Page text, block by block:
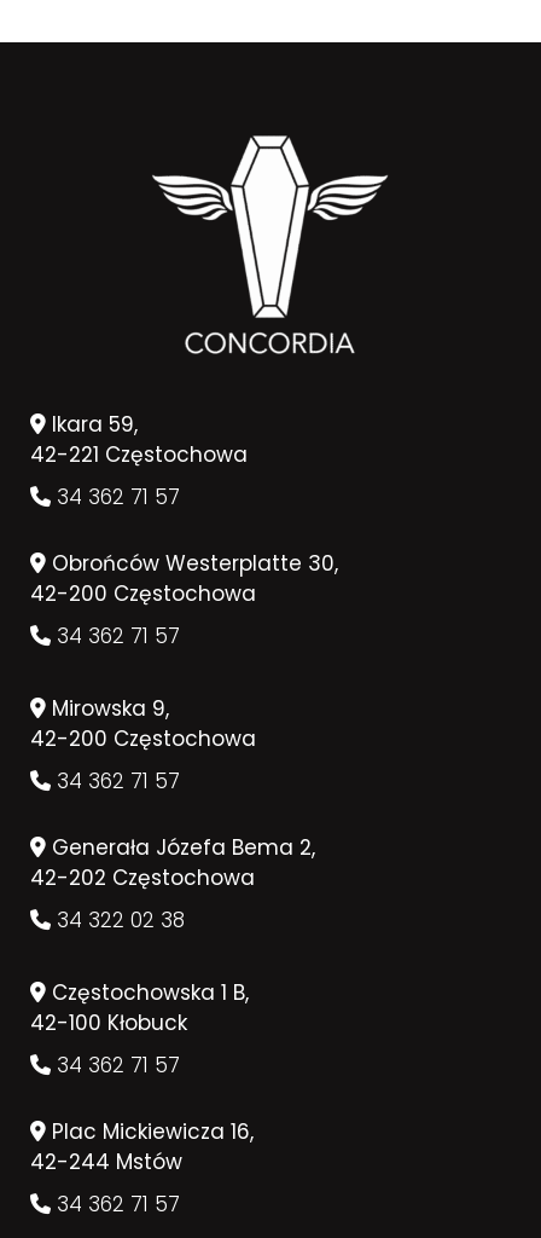
Ikara 59,
42-221 Częstochowa
34 362 71 57
Obrońców Westerplatte 30,
42-200 Częstochowa
34 362 71 57
Mirowska 9,
42-200 Częstochowa
34 362 71 57
Generała Józefa Bema 2,
42-202 Częstochowa
34 322 02 38
Częstochowska 1 B,
42-100 Kłobuck
34 362 71 57
Plac Mickiewicza 16,
42-244 Mstów
34 362 71 57